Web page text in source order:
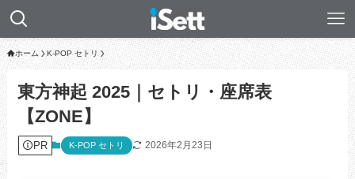
ホーム K-POP セトリ
東方神起 2025｜セトリ・座席表
【ZONE】
PR K-POP セトリ 2026年2月23日